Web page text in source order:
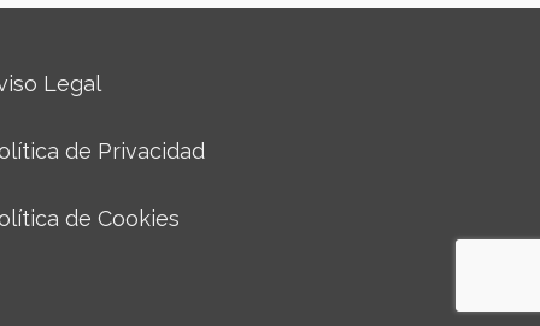
Legal
de Privacidad
de Cookies